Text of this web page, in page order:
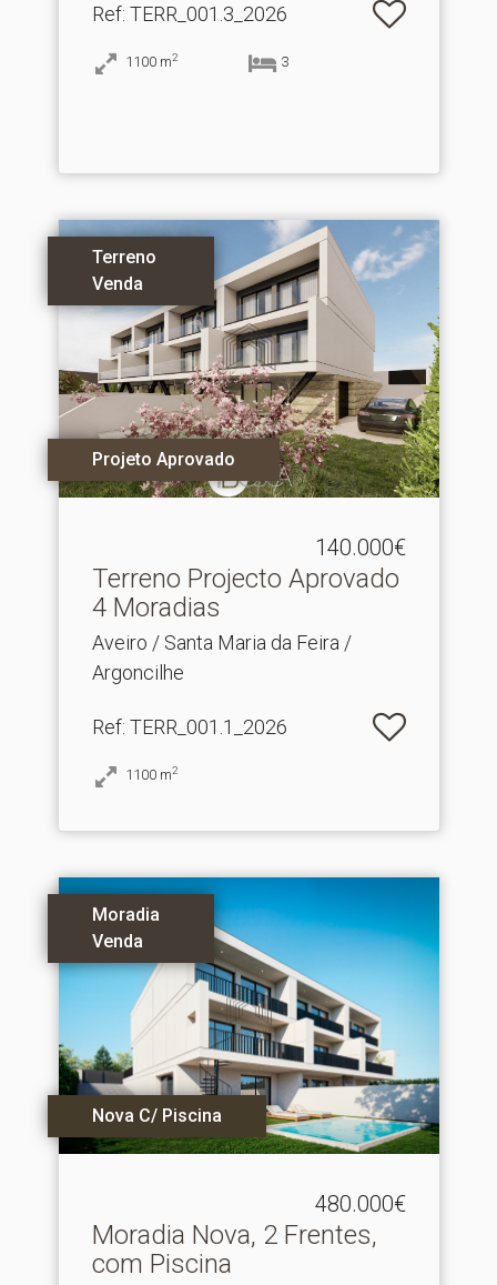
Ref: TERR_001.3_2026
1100 m2 3
Terreno
Venda
Projeto Aprovado
140.000€
Terreno Projecto Aprovado
4 Moradias
Aveiro / Santa Maria da Feira /
Argoncilhe
Ref: TERR_001.1_2026
1100 m2
Moradia
Venda
Nova C/ Piscina
480.000€
Moradia Nova, 2 Frentes,
com Piscina